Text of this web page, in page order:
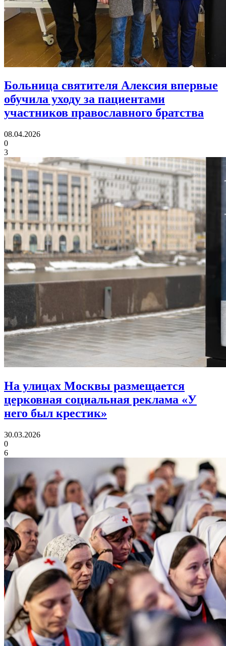
Больница святителя Алексия впервые
обучила уходу за пациентами
участников православного братства
08.04.2026
0
3
На улицах Москвы размещается
церковная социальная реклама «У
него был крестик»
30.03.2026
0
6